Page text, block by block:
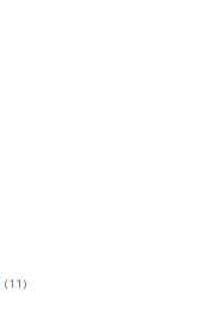
(11)